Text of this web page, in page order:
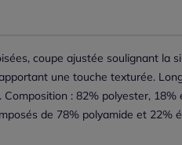
coupe ajustée soulignant la
une touche texturée.
: 82% polyester, 18%
de 78% polyamide et 22%